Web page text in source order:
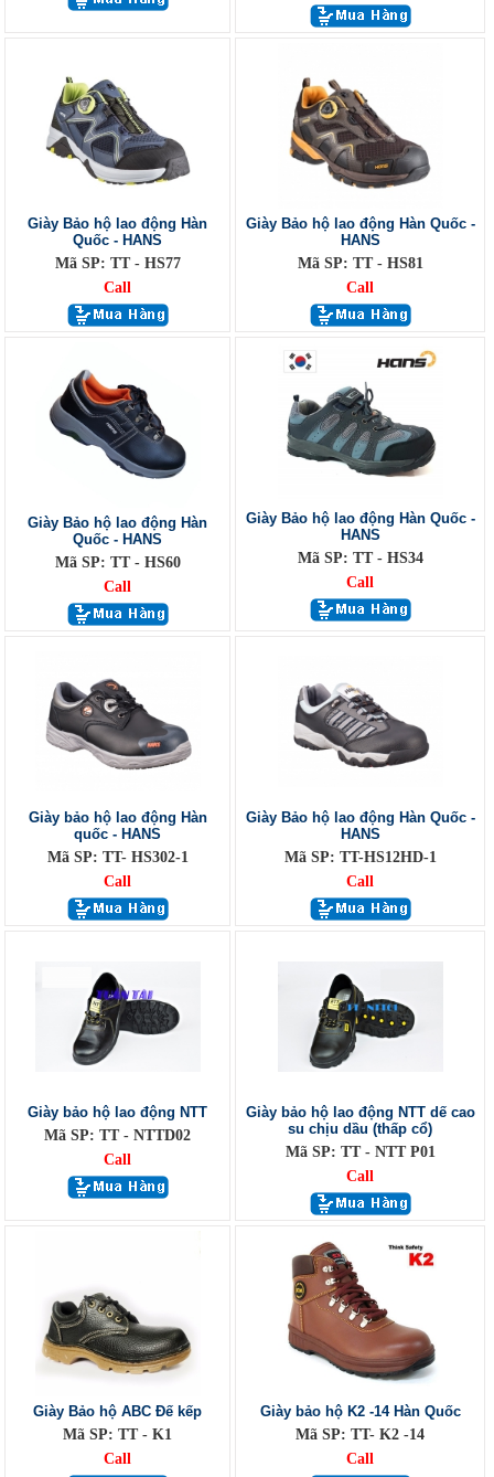
Giày Bảo hộ lao động Hàn
Quốc - HANS
Mã SP: TT - HS77
Call
Giày Bảo hộ lao động Hàn Quốc -
HANS
Mã SP: TT - HS81
Call
Giày Bảo hộ lao động Hàn
Quốc - HANS
Mã SP: TT - HS60
Call
Giày Bảo hộ lao động Hàn Quốc -
HANS
Mã SP: TT - HS34
Call
Giày bảo hộ lao động Hàn
quốc - HANS
Mã SP: TT- HS302-1
Call
Giày Bảo hộ lao động Hàn Quốc -
HANS
Mã SP: TT-HS12HD-1
Call
Giày bảo hộ lao động NTT
Mã SP: TT - NTTD02
Call
Giày bảo hộ lao động NTT dế cao
su chịu dầu (thấp cổ)
Mã SP: TT - NTT P01
Call
Giày Bảo hộ ABC Đế kếp
Mã SP: TT - K1
Call
Giày bảo hộ K2 -14 Hàn Quốc
Mã SP: TT- K2 -14
Call